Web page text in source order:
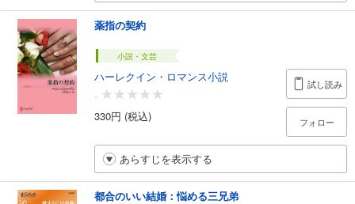
薬指の契約
小説・文芸
ハーレクイン・ロマンス小説
-
330円 (税込)
試し読み
フォロー
あらすじを表示する
都合のいい結婚：悩める三兄弟